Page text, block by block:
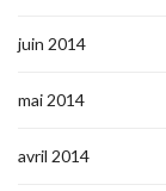
juin 2014
mai 2014
avril 2014